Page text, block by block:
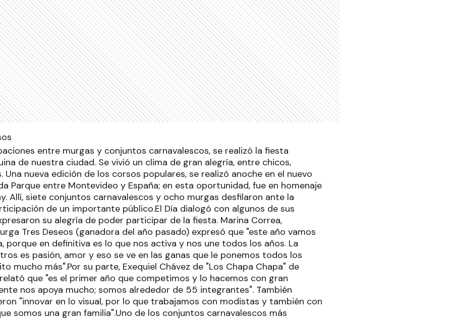
entre murgas y conjuntos carnavalescos, se realizó la fiesta
de nuestra ciudad. Se vivió un clima de gran alegría, entre chicos,
Una nueva edición de los corsos populares, se realizó anoche en el nuevo
Parque entre Montevideo y España; en esta oportunidad, fue en homenaje
Allí, siete conjuntos carnavalescos y ocho murgas desfilaron ante la
de un importante público.El Día dialogó con algunos de sus
su alegría de poder participar de la fiesta. Marina Correa,
Tres Deseos (ganadora del año pasado) expresó que "este año vamos
porque en definitiva es lo que nos activa y nos une todos los años. La
es pasión, amor y eso se ve en las ganas que le ponemos todos los
mucho más".Por su parte, Exequiel Chávez de "Los Chapa Chapa" de
que "es el primer año que competimos y lo hacemos con gran
nos apoya mucho; somos alrededor de 55 integrantes". También
"innovar en lo visual, por lo que trabajamos con modistas y también con
somos una gran familia".Uno de los conjuntos carnavalescos más